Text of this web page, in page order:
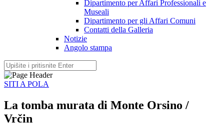
Dipartimento per Affari Professionali e
Museali
Dipartimento per gli Affari Comuni
Contatti della Galleria
Notizie
Angolo stampa
SITI A POLA
La tomba murata di Monte Orsino /
Vrčin